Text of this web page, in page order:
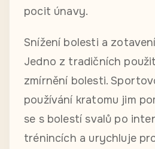
pocit únavy.
Snížení bolesti a
Jedno z tradičních
zmírnění bolesti.
používání kratomu jim
se s bolestí svalů po
trénincích a urychluje